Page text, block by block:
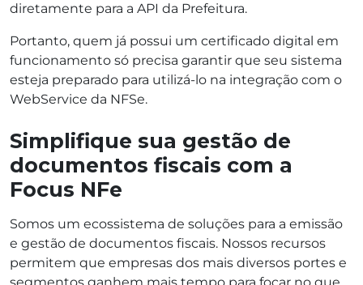
diretamente para a API da Prefeitura.
Portanto, quem já possui um certificado digital em
funcionamento só precisa garantir que seu sistema
esteja preparado para utilizá-lo na integração com o
WebService da NFSe.
Simplifique sua gestão de
documentos fiscais com a
Focus NFe
Somos um ecossistema de soluções para a emissão
e gestão de documentos fiscais. Nossos recursos
permitem que empresas dos mais diversos portes e